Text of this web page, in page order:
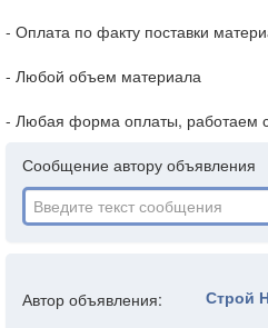
- Оплата по факту поставки
- Любой объем материала
- Любая форма оплаты, работаем
Сообщение автору объявления
Автор объявления: Строй